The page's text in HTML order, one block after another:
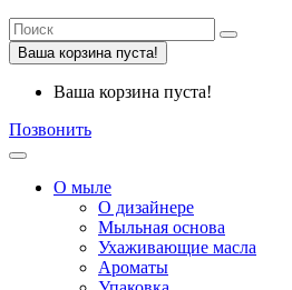
Ваша корзина пуста!
Ваша корзина пуста!
Позвонить
О мыле
О дизайнере
Мыльная основа
Ухаживающие масла
Ароматы